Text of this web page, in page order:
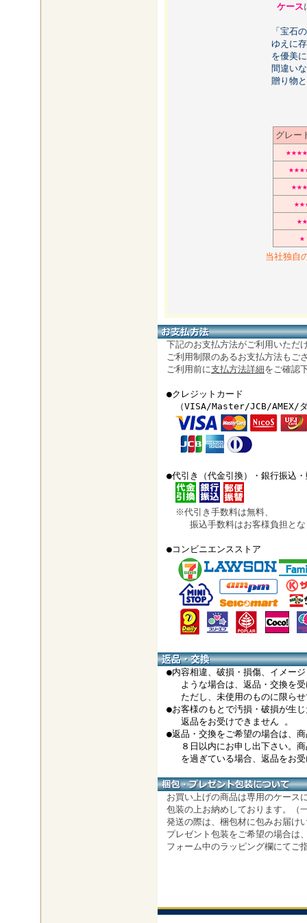
ケース
「宝石
ゆえに
を優美
間違い
贈り物
グレー
★★
★
当社独自
下記のお支払方法がご利用いただ
ご利用制限のあるお支払方法もご
ご利用前に支払方法詳細をご確認
●クレジットカード
（VISA/Master/JCB/AMEX/ダ
●代引き（代金引換）・銀行振込
※代引き手数料は無料、
振込手数料はお客様負担とな
●コンビニエンスストア
●内容相違、破損・損傷、イメー
ような場合は、返品・交換を受
ただし、未使用のものに限らせ
●お客様のもとで汚損・破損が生
返品をお受けできません 。
●返品・交換をご希望の場合は、
８日以内にお申し出下さい。商
を過ぎている場合、返品をお受
お買い上げの商品は専用のケース
包装の上お納めしております。（
発送の際は、梱包材に包みお届け
プレゼント包装をご希望の場合は
フォーム中のラッピング欄にてご